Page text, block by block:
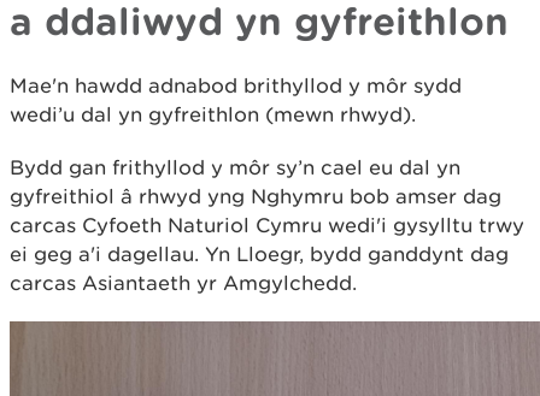
a ddaliwyd yn gyfreithlon
Mae'n hawdd adnabod brithyllod y môr sydd
wedi’u dal yn gyfreithlon (mewn rhwyd).
Bydd gan frithyllod y môr sy’n cael eu dal yn
gyfreithiol â rhwyd yng Nghymru bob amser dag
carcas Cyfoeth Naturiol Cymru wedi'i gysylltu trwy
ei geg a'i dagellau. Yn Lloegr, bydd ganddynt dag
carcas Asiantaeth yr Amgylchedd.